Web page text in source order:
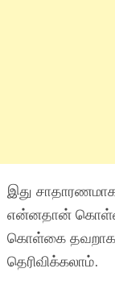
இது
என்னதான் கொள்கை
கொள்கை தவறாக
தெரிவிக்கலாம்.